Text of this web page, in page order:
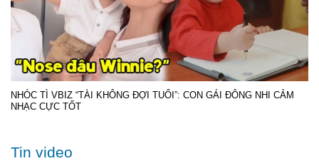
NHÓC TÌ VBIZ “TÀI KHÔNG ĐỢI TUỔI”: CON GÁI ĐÔNG NHI CẢM
NHẠC CỰC TỐT
Tin video